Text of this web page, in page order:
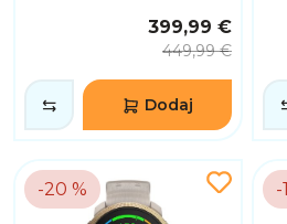
399,99 €
449,99 €
Dodaj
-20 % -